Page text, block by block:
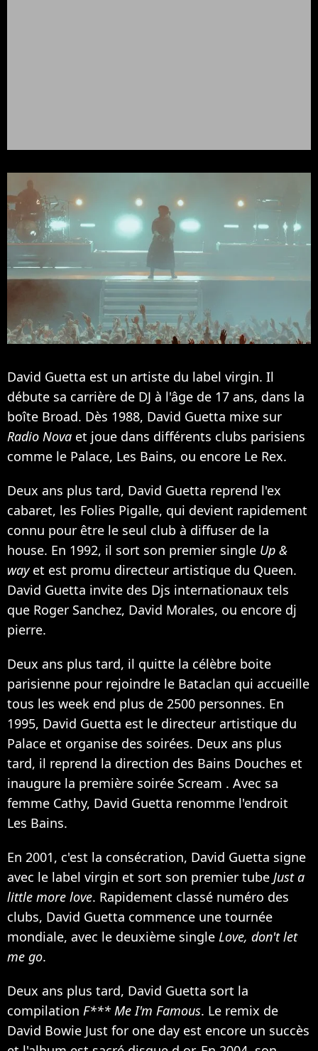
David Guetta est un artiste du label virgin. Il
débute sa carrière de DJ à l'âge de 17 ans, dans la
boîte Broad. Dès 1988, David Guetta mixe sur
Radio Nova et joue dans différents clubs parisiens
comme le Palace, Les Bains, ou encore Le Rex.
Deux ans plus tard, David Guetta reprend l'ex
cabaret, les Folies Pigalle, qui devient rapidement
connu pour être le seul club à diffuser de la
house. En 1992, il sort son premier single Up &
wayet est promu directeur artistique du Queen.
David Guetta invite des Djs internationaux tels
que Roger Sanchez, David Morales, ou encore dj
pierre.
Deux ans plus tard, il quitte la célèbre boite
parisienne pour rejoindre le Bataclan qui accueille
tous les week end plus de 2500 personnes. En
1995, David Guetta est le directeur artistique du
Palace et organise des soirées. Deux ans plus
tard, il reprend la direction des Bains Douches et
inaugure la première soirée Scream . Avec sa
femme Cathy, David Guetta renomme l'endroit
Les Bains.
En 2001, c'est la consécration, David Guetta signe
avec le label virgin et sort son premier tube Just a
little more love. Rapidement classé numéro des
clubs, David Guetta commence une tournée
mondiale, avec le deuxième single Love, don't let
me go.
Deux ans plus tard, David Guetta sort la
compilation F*** Me I'm Famous. Le remix de
David Bowie Just for one day est encore un succès